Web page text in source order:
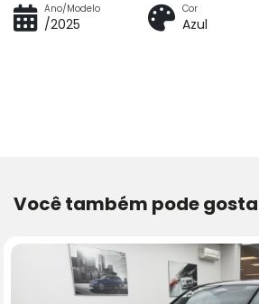
Ano/Modelo
/2025
Cor
Azul
Você também pode